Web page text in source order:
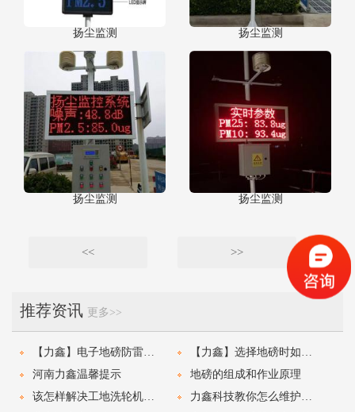
扬尘监测 扬尘监测
扬尘监测 扬尘监测
<< >>
推荐资讯 更多>>
【力鑫】电子地磅防雷击和防范措施
【力鑫】选择地磅时如何决定选哪一款？
河南力鑫温馨提示
地磅的组成和作业原理
该怎样解决工地洗轮机的故障？
力鑫科技教你怎么维护自己的地磅才能省钱